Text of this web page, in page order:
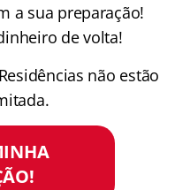
a sua preparação!
de volta!
não estão